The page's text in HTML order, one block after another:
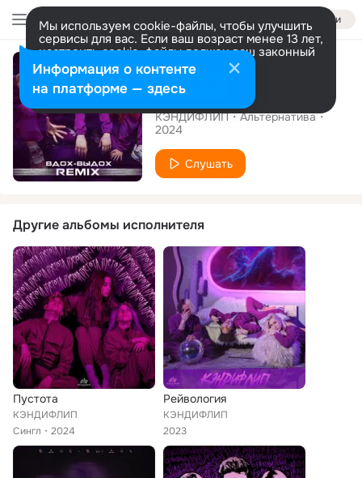
Войти
Мы используем cookie-файлы, чтобы улучшить
сервисы для вас. Если ваш возраст менее 13 лет,
настроить cookie-файлы должен ваш законный
представитель. Больше информации
Разрешить все Настроить
Альбом
Вдох-выдох Remix
КЭНДИФЛИП
Альтернатива
2024
Слушать
Другие альбомы исполнителя
Пустота
КЭНДИФЛИП
Сингл
2024
Рейвология
КЭНДИФЛИП
2023
Информация о контенте
на платформе — здесь